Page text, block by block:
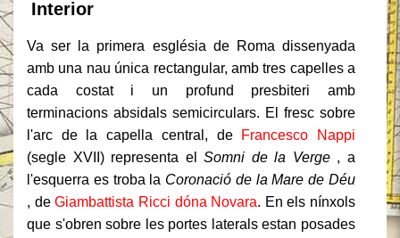
Interior
Va ser la primera església de Roma dissenyada
amb una nau única rectangular, amb tres capelles a
cada costat i un profund presbiteri amb
terminacions absidals semicirculars. El fresc sobre
l'arc de la capella central, de
Francesco Nappi
(segle XVII) representa elSomni de la Verge , a
l'esquerra es troba la Coronació de la Mare de Déu
, deGiambattista Ricci dóna Novara. En els nínxols
que s'obren sobre les portes laterals estan posades